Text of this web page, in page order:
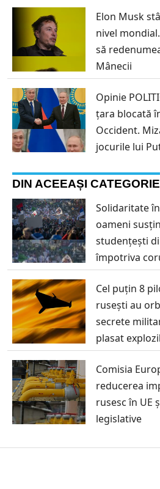
Elon Musk
nivel
să
Mânecii
Opinie
țara blocată
Occident.
jocurile lui
DIN ACEEAȘI CATEGORIE
Solidaritate
oameni
studențești
împotriva
Cel puțin 8
rusești au
secrete
plasat
Comisia
reducerea
rusesc în UE
legislative